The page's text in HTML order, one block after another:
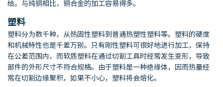
给。与纯铜相比，铜合金的加工容易得多。
塑料
塑料分为数千种，从热固性塑料到普通热塑性塑料等。塑料的硬度
和机械特性也是千差万别。只有刚性塑料可很好地进行加工，保持
在公差范围内，而软质塑料在通过切割工具时经常发生变形，导致
部件的外形尺寸不符合规格。由于塑料是一种绝缘体，因而热量经
常在切割边缘聚积，如果不小心，塑料将会熔化。